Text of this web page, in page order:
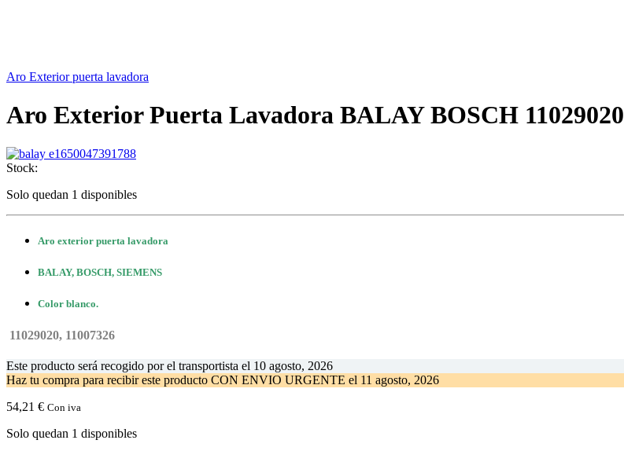
Aro Exterior puerta lavadora
Aro Exterior Puerta Lavadora BALAY BOSCH 11029020
Stock:
Solo quedan 1 disponibles
Aro exterior puerta lavadora
BALAY, BOSCH, SIEMENS
Color blanco.
11029020, 11007326
Este producto será recogido por el transportista el 10 agosto, 2026
Haz tu compra para recibir este producto CON ENVIO URGENTE el 11 agosto, 2026
54,21 € Con iva
Solo quedan 1 disponibles